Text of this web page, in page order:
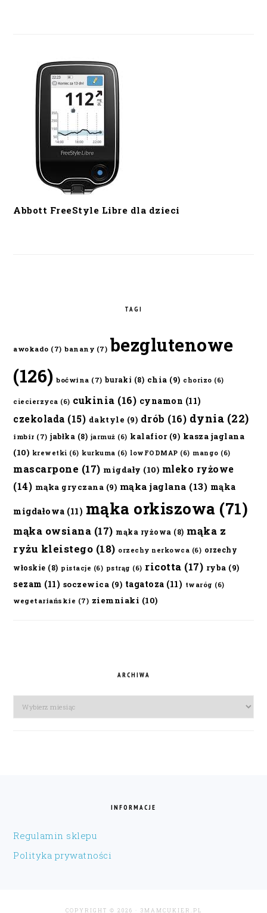
Abbott FreeStyle Libre dla dzieci
TAGI
awokado (7) banany (7) bezglutenowe
(126) boćwina (7) buraki (8) chia (9) chorizo (6)
ciecierzyca (6) cukinia (16) cynamon (11)
czekolada (15) daktyle (9) drób (16) dynia (22)
imbir (7) jabłka (8) jarmuż (6) kalafior(9) kasza jaglana
(10) krewetki (6) kurkuma (6) lowFODMAP (6) mango (6)
mascarpone (17) migdały (10) mleko ryżowe
(14) mąka gryczana (9) mąka jaglana (13) mąka
migdałowa (11) mąka orkiszowa (71)
mąka owsiana (17) mąka ryżowa (8) mąka z
ryżu kleistego (18) orzechy nerkowca (6) orzechy
włoskie (8) pistacje (6) pstrąg (6) ricotta (17) ryba (9)
sezam (11) soczewica (9) tagatoza (11) twaróg (6)
wegetariańskie (7) ziemniaki (10)
ARCHIWA
Archiwa
INFORMACJE
Regulamin sklepu
Polityka prywatności
COPYRIGHT © 2026 · 3MAMCUKIER.PL